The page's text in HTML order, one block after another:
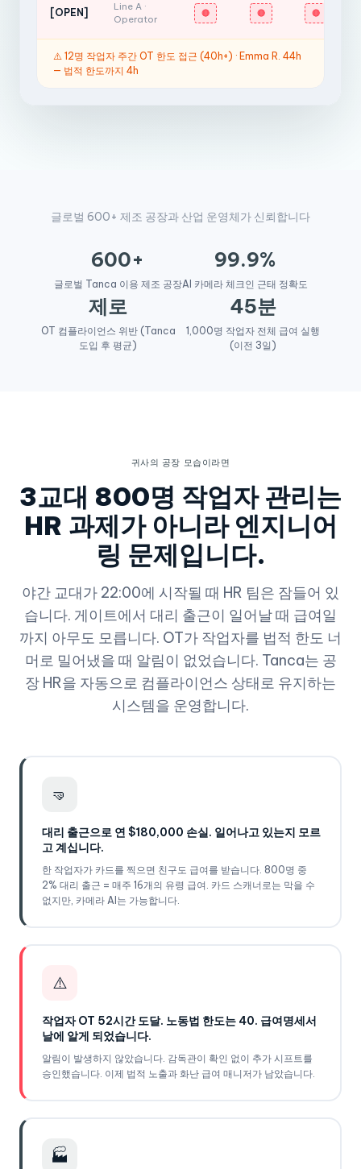
[OPEN]
Line A ·
Operator
🔴 🔴 🔴
⚠️ 12명 작업자 주간 OT 한도 접근 (40h+) · Emma R. 44h
— 법적 한도까지 4h
글로벌 600+ 제조 공장과 산업 운영체가 신뢰합니다
600+
글로벌 Tanca 이용 제조 공장
99.9%
AI 카메라 체크인 근태 정확도
제로
OT 컴플라이언스 위반 (Tanca
도입 후 평균)
45분
1,000명 작업자 전체 급여 실행
(이전 3일)
귀사의 공장 모습이라면
3교대 800명 작업자 관리는
HR 과제가 아니라 엔지니어
링 문제입니다.
야간 교대가 22:00에 시작될 때 HR 팀은 잠들어 있
습니다. 게이트에서 대리 출근이 일어날 때 급여일
까지 아무도 모릅니다. OT가 작업자를 법적 한도 너
머로 밀어냈을 때 알림이 없었습니다. Tanca는 공
장 HR을 자동으로 컴플라이언스 상태로 유지하는
시스템을 운영합니다.
🤜
대리 출근으로 연 $180,000 손실. 일어나고 있는지 모르
고 계십니다.
한 작업자가 카드를 찍으면 친구도 급여를 받습니다. 800명 중
2% 대리 출근 = 매주 16개의 유령 급여. 카드 스캐너로는 막을 수
없지만, 카메라 AI는 가능합니다.
⚠️
작업자 OT 52시간 도달. 노동법 한도는 40. 급여명세서
날에 알게 되었습니다.
알림이 발생하지 않았습니다. 감독관이 확인 없이 추가 시프트를
승인했습니다. 이제 법적 노출과 화난 급여 매니저가 남았습니다.
🏭